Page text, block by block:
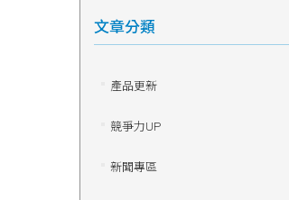
文章分類
產品更新
競爭力UP
新聞專區